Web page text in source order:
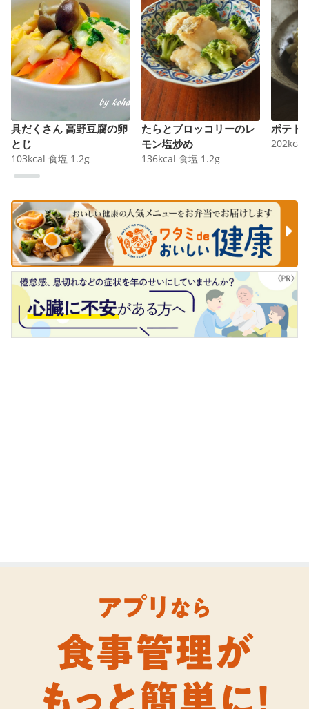
具だくさん 高野豆腐の卵
とじ
103kcal 食塩 1.2g
たらとブロッコリーのレ
モン塩炒め
136kcal 食塩 1.2g
ポテト
202kcal